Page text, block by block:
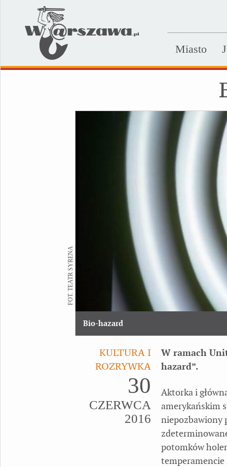
Miasto
Bio-hazard
FOT. TEATR SYRENA
KULTURA I
ROZRYWKA
30
CZERWCA
2016
W ramach
hazard”.
Aktorka i
amerykańskim
niepozbawiony
potomków
temperamencie